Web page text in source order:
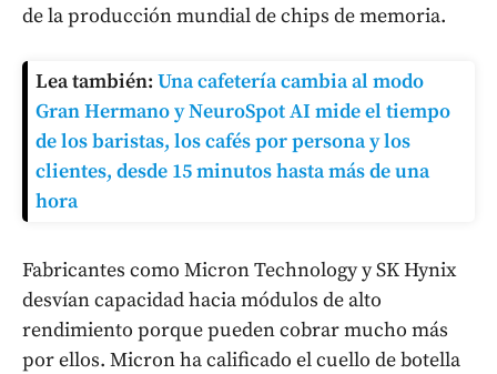
de la producción mundial de chips de memoria.
Lea también: Una cafetería cambia al modo
Gran Hermano y NeuroSpot AI mide el tiempo
de los baristas, los cafés por persona y los
clientes, desde 15 minutos hasta más de una
hora
Fabricantes como Micron Technology y SK Hynix
desvían capacidad hacia módulos de alto
rendimiento porque pueden cobrar mucho más
por ellos. Micron ha calificado el cuello de botella